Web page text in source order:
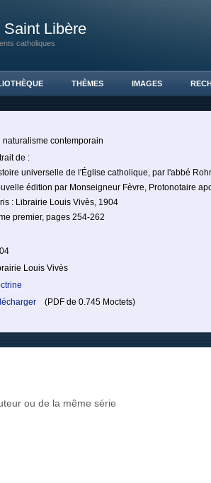
Libère
catholiques
THÈMES IMAGES
naturalisme contemporain
de :
universelle de l'Église catholique, par l'abbé
édition par Monseigneur Fèvre, Protonotaire
: Librairie Louis Vivès, 1904
premier, pages 254-262
Louis Vivès
(PDF de 0.745 Moctets)
ou de la même série